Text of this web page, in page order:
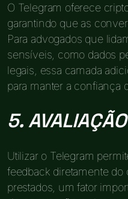
O Telegram oferece
garantindo que as
Para advogados que
sensíveis, como dados
legais, essa camada
para manter a confiança
5.
Utilizar o Telegram
feedback diretamente
prestados, um fator